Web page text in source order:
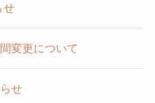
せ
変更について
せ